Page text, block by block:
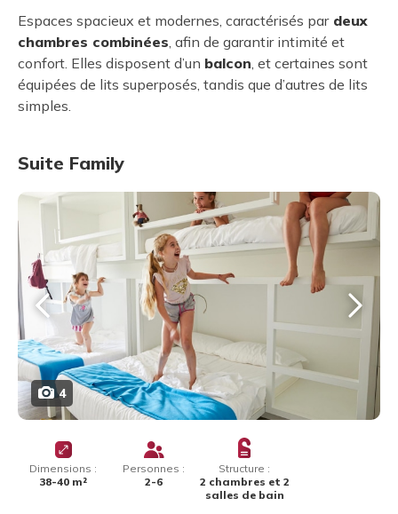
Espaces spacieux et modernes, caractérisés pardeux
chambres combinées , afin de garantir intimité et
confort. Elles disposent d’un balcon , et certaines sont
équipées de lits superposés, tandis que d’autres de lits
simples.
Suite Family
4
Dimensions :
38-40 m²
Personnes :
2-6
Structure :
2 chambres et 2
salles de bain